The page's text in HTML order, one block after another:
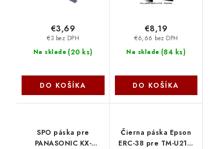
Na sklade (20 ks)
€3 bez DPH
€3,69
DO KOŠÍKA
Na sklade (84 ks)
€6,66 bez DPH
€8,19
DO KOŠÍKA
SPO páska pre
PANASONIC KX-
Čierna páska Epson
ERC-38 pre TM-U210,